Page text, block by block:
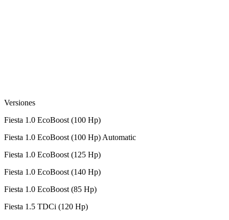
Versiones
Fiesta 1.0 EcoBoost (100 Hp)
Fiesta 1.0 EcoBoost (100 Hp) Automatic
Fiesta 1.0 EcoBoost (125 Hp)
Fiesta 1.0 EcoBoost (140 Hp)
Fiesta 1.0 EcoBoost (85 Hp)
Fiesta 1.5 TDCi (120 Hp)